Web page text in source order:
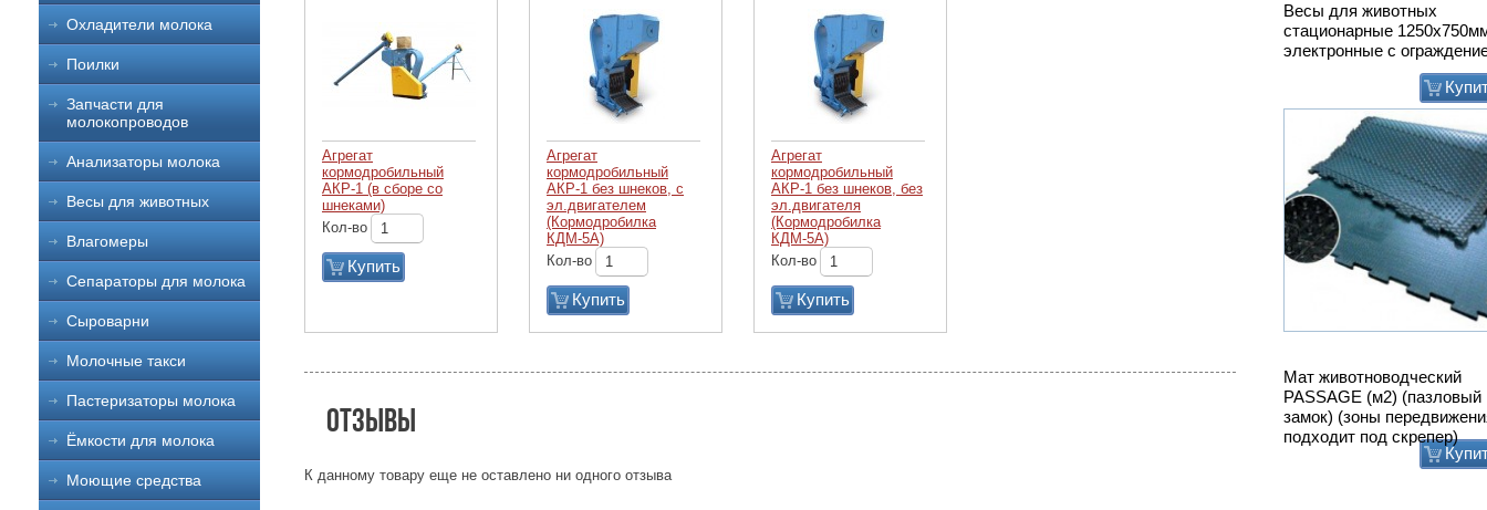
Охладители молока
Поилки
Запчасти для
молокопроводов
Анализаторы молока
Весы для животных
Влагомеры
Сепараторы для молока
Сыроварни
Молочные такси
Пастеризаторы молока
Ёмкости для молока
Моющие средства
Весы для животных
стационарные
электронные с
Мат животноводческий
PASSAGE (м2) (пазловый
замок) (зоны
подходит под скрепер)
Агрегат
кормодробильный
АКР-1 (в сборе со
шнеками)
Кол-во
Купить
Агрегат
кормодробильный
АКР-1 без шнеков, с
эл.двигателем
(Кормодробилка
КДМ-5А)
Кол-во
Купить
Агрегат
кормодробильный
АКР-1 без шнеков, без
эл.двигателя
(Кормодробилка
КДМ-5А)
Кол-во
Купить
Отзывы
К данному товару еще не оставлено ни одного отзыва